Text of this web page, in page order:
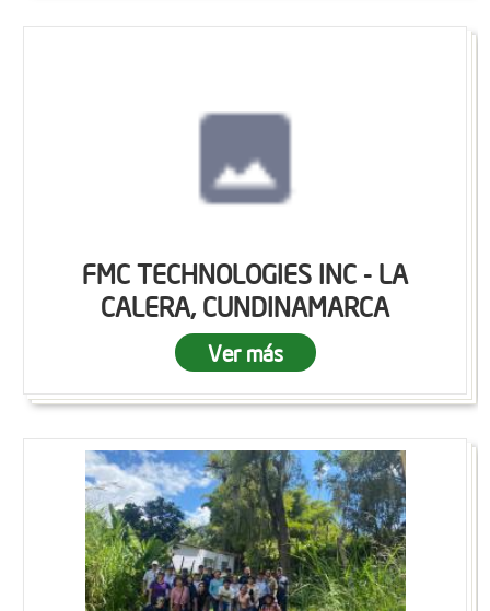
FMC TECHNOLOGIES INC - LA
CALERA, CUNDINAMARCA
Ver más